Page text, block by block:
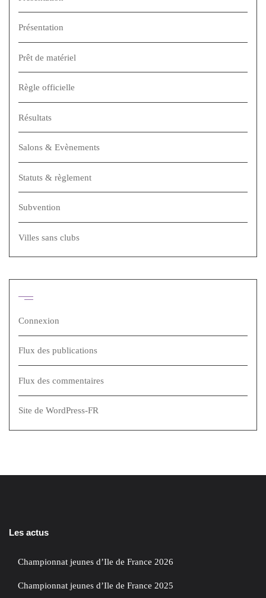
Présentation
Prêt de matériel
Règle officielle
Résultats
Salons & Evènements
Statuts & règlement
Subvention
Villes sans clubs
Connexion
Flux des publications
Flux des commentaires
Site de WordPress-FR
Les actus
Championnat jeunes d’Ile de France 2026
Championnat jeunes d’Ile de France 2025